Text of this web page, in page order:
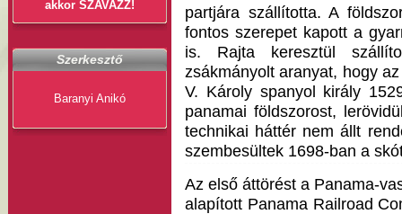
partjára szállította. A
fontos szerepet kapott a
is. Rajta keresztül
zsákmányolt aranyat, hogy
V. Károly spanyol király
panamai földszorost,
technikai háttér nem állt
szembesültek 1698-ban a
Az első áttörést a Panama-
alapított Panama Railroad
akkor SZAVAZZ!
Szerkesztő
Baranyi Anikó